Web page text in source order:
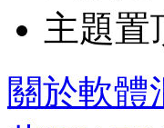
主題置
關於軟體